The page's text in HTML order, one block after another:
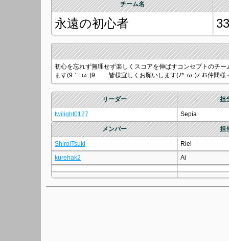
チーム名
永遠の初心者
初心を忘れず無理せず楽しくスコアを伸ばすコンセプトの
ます(9｀･ω･)9 皆様宜しくお願いします(ﾉ*･ω･)ﾉ お仲間様
リーダー 担
twilight0127 Sepia
メンバー 担
ShiroiTsuki
Riel
kurehak2
Ai